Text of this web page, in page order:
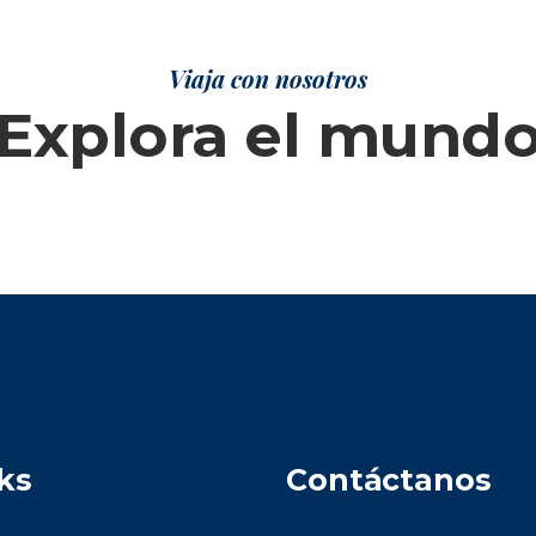
Viaja con nosotros
el
Contáctanos